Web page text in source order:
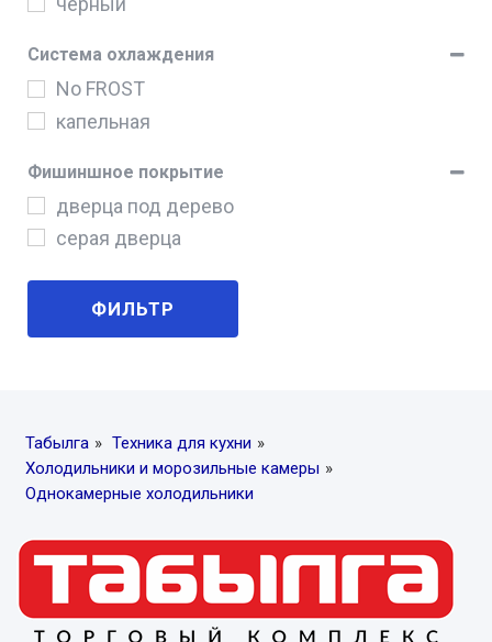
Система охлаждения
No FROST
капельная
Фишиншное покрытие
дверца под дерево
серая дверца
ФИЛЬТР
Табылга » Техника для кухни »
Холодильники и морозильные камеры »
Однокамерные холодильники